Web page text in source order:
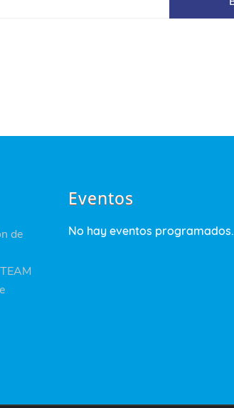
de
Eventos
No hay eventos programados.